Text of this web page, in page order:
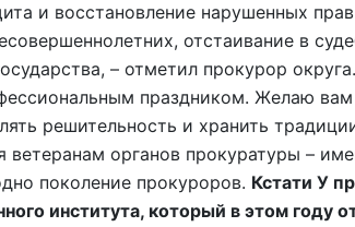
и восстановление нарушенных
отстаивание в
– отметил прокурор
праздником. Желаю
решительность и хранить
ветеранам органов прокуратуры –
поколение прокуроров. Кстати У
института, который в этом году